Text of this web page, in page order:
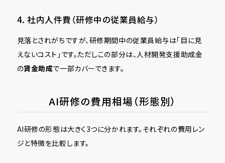
4. 社内人件費（研修中の従業員給与）
見落とされがちですが、研修期間中の従業員給与は「目に見
えないコスト」です。ただしこの部分は、人材開発支援助成金
の賃金助成で一部カバーできます。
AI研修の費用相場（形態別）
AI研修の形態は大きく3つに分かれます。それぞれの費用レン
ジと特徴を比較します。